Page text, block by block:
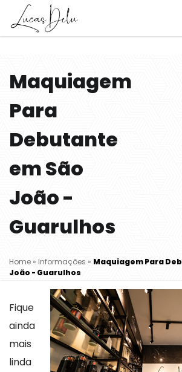
Maquiagem
Para
Debutante
em São
João -
Guarulhos
Home» Informações » Maquiagem Para
João - Guarulhos
Fique
ainda
mais
linda